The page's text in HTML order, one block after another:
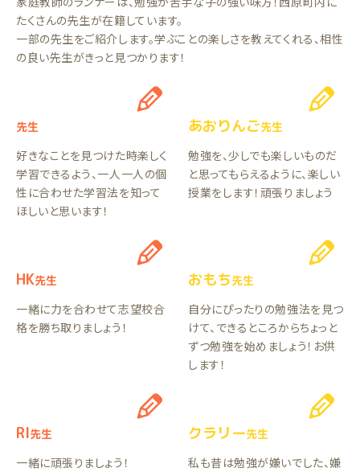
たくさんの先生が在籍しています。
一部の先生をご紹介します。学ぶことの楽しさを教えてくれる、相性
の良い先生がきっと見つかります！
先生
好きなことを見つけた時楽しく
学習できるよう、一人一人の個
性に合わせた学習法を知って
ほしいと思います！
あおりんご先生
勉強を、少しでも楽しいものだ
と思ってもらえるように、楽しい
授業をします！頑張りましょう
HK先生
一緒に力を合わせて志望校合
格を勝ち取りましょう！
おもち先生
自分にぴったりの勉強法を見つ
けて、できるところからちょっと
ずつ勉強を始めましょう！お供
します！
RI先生
一緒に頑張りましょう！
クラリー先生
私も昔は勉強が嫌いでした、嫌